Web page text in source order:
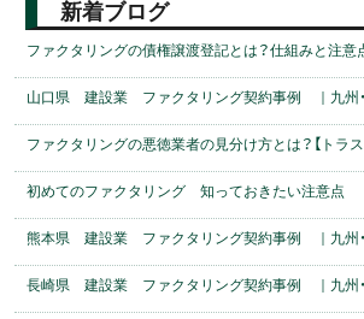
新着ブログ
ファクタリングの債権譲渡登記とは？仕組みと注意
山口県 建設業 ファクタリング契約事例 ｜九州
ファクタリングの悪徳業者の見分け方とは？【トラ
初めてのファクタリング 知っておきたい注意点
熊本県 建設業 ファクタリング契約事例 ｜九州
長崎県 建設業 ファクタリング契約事例 ｜九州